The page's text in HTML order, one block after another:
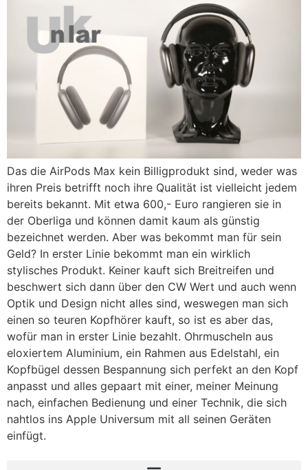
Das die AirPods Max kein Billigprodukt sind, weder was
ihren Preis betrifft noch ihre Qualität ist vielleicht jedem
bereits bekannt. Mit etwa 600,- Euro rangieren sie in
der Oberliga und können damit kaum als günstig
bezeichnet werden. Aber was bekommt man für sein
Geld? In erster Linie bekommt man ein wirklich
stylisches Produkt. Keiner kauft sich Breitreifen und
beschwert sich dann über den CW Wert und auch wenn
Optik und Design nicht alles sind, weswegen man sich
einen so teuren Kopfhörer kauft, so ist es aber das,
wofür man in erster Linie bezahlt. Ohrmuscheln aus
eloxiertem Aluminium, ein Rahmen aus Edelstahl, ein
Kopfbügel dessen Bespannung sich perfekt an den Kopf
anpasst und alles gepaart mit einer, meiner Meinung
nach, einfachen Bedienung und einer Technik, die sich
nahtlos ins Apple Universum mit all seinen Geräten
einfügt.